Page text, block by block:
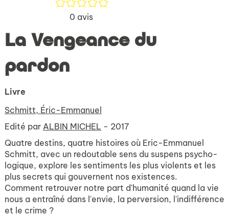
0 avis
La Vengeance du
pardon
Livre
Schmitt, Éric-Emmanuel
Edité par ALBIN MICHEL - 2017
Quatre destins, quatre histoires où Eric-Emmanuel
Schmitt, avec un redoutable sens du suspens psycho-
logique, explore les sentiments les plus violents et les
plus secrets qui gouvernent nos existences.
Comment retrouver notre part d'humanité quand la vie
nous a entraîné dans l'envie, la perversion, l'indifférence
et le crime ?